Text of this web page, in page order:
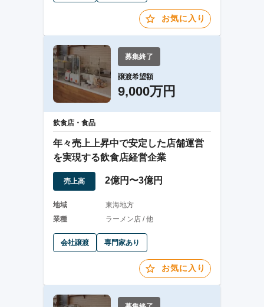
お気に入り
募集終了
譲渡希望額
9,000万円
飲食店・食品
年々売上上昇中で安定した店舗運営
を実現する飲食店経営企業
売上高 2億円〜3億円
地域
東海地方
業種
ラーメン店 / 他
会社譲渡 専門家あり
お気に入り